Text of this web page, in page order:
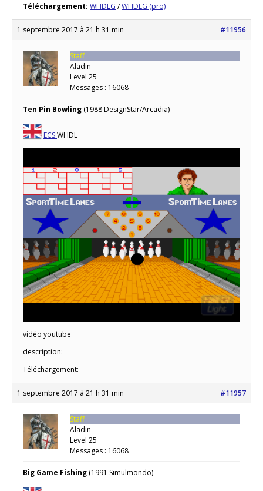
Téléchargement: WHDLG /WHDLG (pro)
1 septembre 2017 à 21 h 31 min #11956
Staff
Aladin
Level 25
Messages : 16068
Ten Pin Bowling (1988 DesignStar/Arcadia)
ECSWHDL
vidéo youtube
description:
Téléchargement:
1 septembre 2017 à 21 h 31 min #11957
Staff
Aladin
Level 25
Messages : 16068
Big Game Fishing (1991 Simulmondo)